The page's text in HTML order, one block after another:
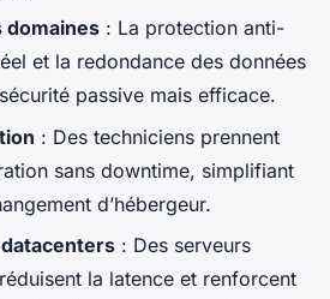
domaines : La protection anti-
et la redondance des données
passive mais efficace.
: Des techniciens prennent
sans downtime, simplifiant
d’hébergeur.
: Des serveurs
la latence et renforcent